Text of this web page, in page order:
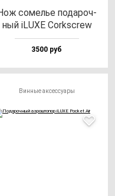
со­мелье по­да­роч­
ный iLUXE Corkscrew
3500 руб
Винные аксессуары